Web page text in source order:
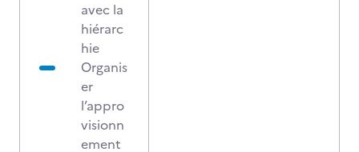
avec la
hiérarc
hie
Organis
er
l’appro
visionn
ement